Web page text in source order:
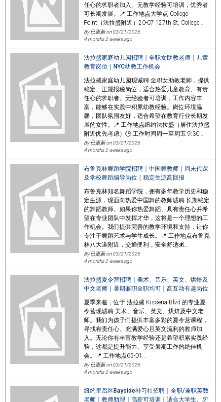
任心的求职者加入。无教学经验可培训，优秀者
可长期发展。📍 工作地点大学点 College
Point（法拉盛附近）20-07 127th St, College…
By 已更新 on03/21/2026
4 months 2 weeks ago
法拉盛家庭幼儿园招聘｜全职女助教老师｜儿童
教育岗位｜NYC幼教工作机会
法拉盛家庭幼儿园现诚聘 全职女助教老师，提供
稳定、正规报税岗位，适合热爱儿童教育、有责
任心的求职者。无经验者可培训，工作内容丰
富，能够在实践中积累幼教经验。岗位环境温
馨，团队氛围友好，适合希望在教育行业长期发
展的女性。📍 工作地点纽约法拉盛（居住法拉盛
附近优先考虑）🕒 工作时间周一至周五 9:30…
By 已更新 on03/21/2026
4 months 2 weeks ago
布鲁克林舞蹈学院招聘｜中国舞教师｜周末代课
及学校舞蹈编导岗位｜稳定生源高回报
布鲁克林知名舞蹈学院，拥有多年教学历史和稳
定生源，现面向热爱中国舞的教师诚聘 长期稳定
的舞蹈教师。如果你热爱舞蹈、具有责任心并希
望在专业团队中发挥才华，这将是一个理想的工
作机会。我们提供完善的教学环境和支持，让你
专注于舞蹈艺术与学生成长。📍 工作地点布鲁克
林八大道附近，交通便利，安全舒适💰…
By 已更新 on03/21/2026
4 months 2 weeks ago
法拉盛夏令营招聘｜美术、音乐、英文、烘焙及
中文老师｜暑期兼职全职均可｜高互动有趣岗位
夏季来临，位于 法拉盛 Kissena Blvd 的专业夏
令营现诚聘 美术、音乐、英文、烘焙及中文老
师。我们为孩子们提供丰富多彩的夏令营课程，
寻找有责任心、充满爱心且英文流利的教师加
入。无论你有丰富教学经验还是希望积累实践经
验，这都是提升能力、享受暑期工作的绝佳机
会。📍 工作地点65-01…
By 已更新 on03/21/2026
4 months 2 weeks ago
纽约皇后区Bayside补习社招聘｜全职/兼职英数
老师｜教师助理｜高薪可培训｜适合大学生、牙